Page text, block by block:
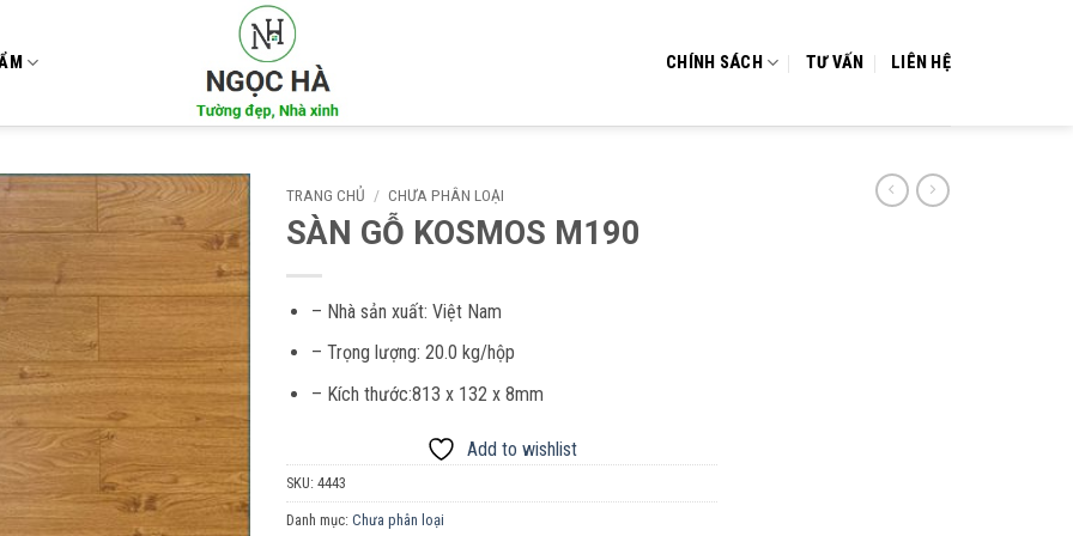
CHÍNH SÁCH TƯ VẤN LIÊN HỆ
Add to
wishlist
TRANG CHỦ / CHƯA PHÂN LOẠI
SÀN GỖ KOSMOS M190
– Nhà sản xuất: Việt Nam
– Trọng lượng: 20.0 kg/hộp
– Kích thước:813 x 132 x 8mm
Add to wishlist
SKU: 4443
Danh mục: Chưa phân loại